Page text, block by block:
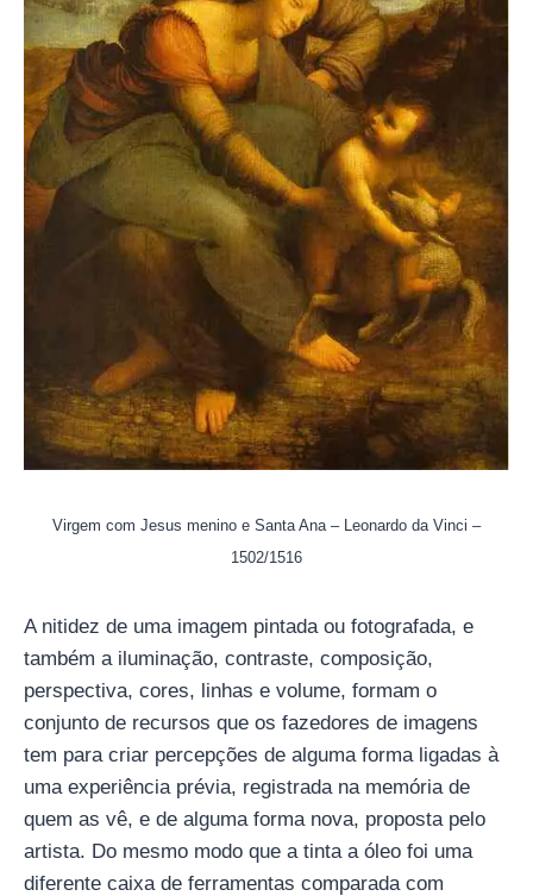
Virgem com Jesus menino e Santa Ana – Leonardo da Vinci –
1502/1516
A nitidez de uma imagem pintada ou fotografada, e
também a iluminação, contraste, composição,
perspectiva, cores, linhas e volume, formam o
conjunto de recursos que os fazedores de imagens
tem para criar percepções de alguma forma ligadas à
uma experiência prévia, registrada na memória de
quem as vê, e de alguma forma nova, proposta pelo
artista. Do mesmo modo que a tinta a óleo foi uma
diferente caixa de ferramentas comparada com